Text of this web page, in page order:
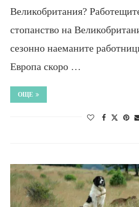
Великобритания?
стопанство на
сезонно наеманите
Европа скоро …
ОЩЕ